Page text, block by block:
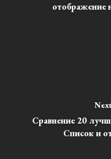
отображение
Сравнение 20
Список и